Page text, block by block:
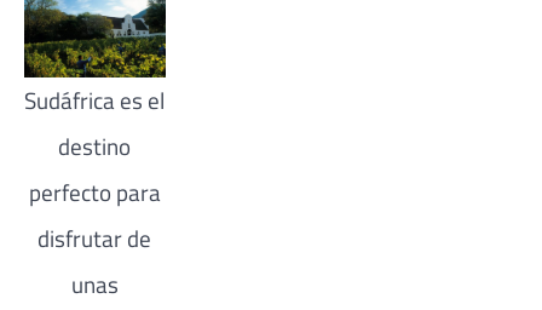
Sudáfrica es el
destino
perfecto para
disfrutar de
unas